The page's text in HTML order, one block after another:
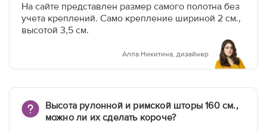
На сайте представлен размер самого полотна без
учета креплений. Само крепление шириной 2 см.,
высотой 3,5 см.
Алла Никитина, дизайнер
Высота рулонной и римской шторы 160 см.,
можно ли их сделать короче?